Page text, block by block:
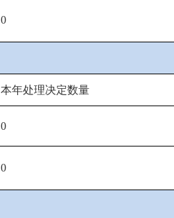
0
本年处理决定数量
0
0